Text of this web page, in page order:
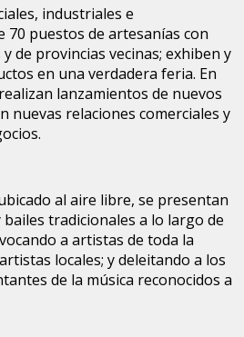
industriales e
70 puestos de artesanías con
de provincias vecinas; exhiben y
en una verdadera feria. En
lanzamientos de nuevos
nuevas relaciones comerciales y
al aire libre, se presentan
tradicionales a lo largo de
a artistas de toda la
locales; y deleitando a los
de la música reconocidos a